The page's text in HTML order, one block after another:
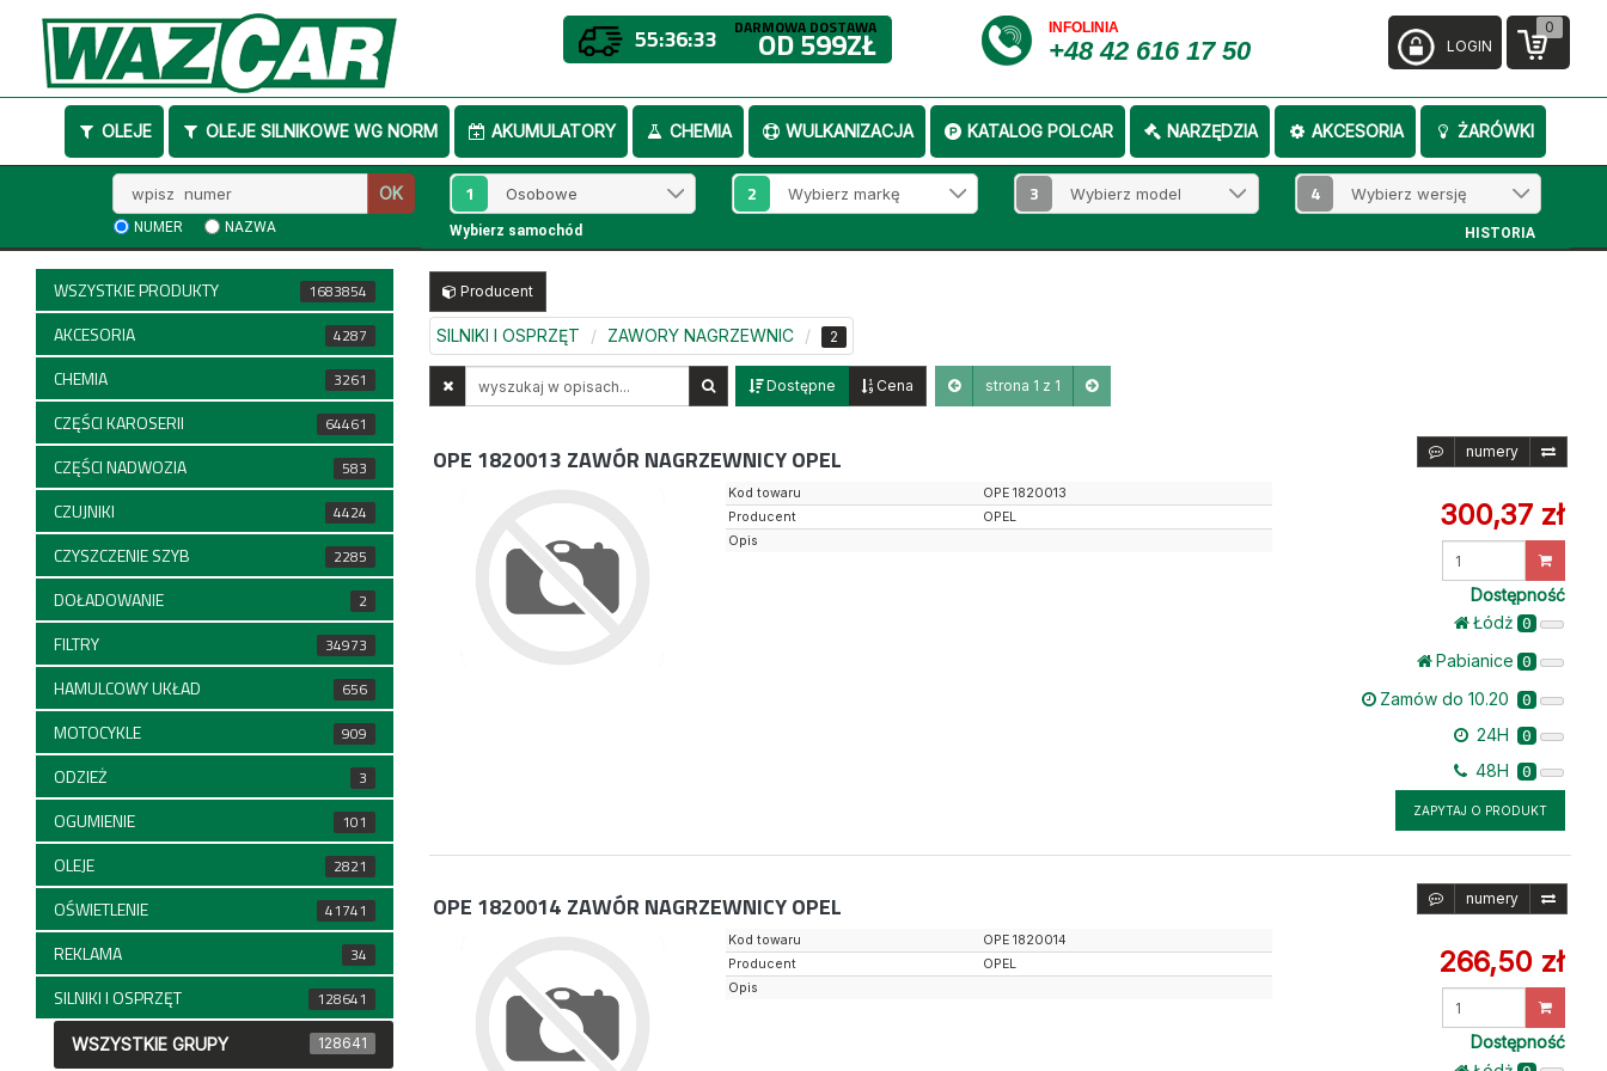
55:36:33 DARMOWA DOSTAWA
OD 599ZŁ INFOLINIA
+48 42 616 17 50
OLEJE OLEJE SILNIKOWE WG NORM AKUMULATORY CHEMIA WULKANIZACJA KATALOG POLCAR NARZĘDZIA AKCESORIA ŻARÓWKI
0
LOGIN
numer
OK
NUMER NAZWA
1 2 3 4
Wybierz samochód HISTORIA
Producent
SILNIKI I OSPRZĘT ZAWORY NAGRZEWNIC 2
Dostępne Cena strona 1 z 1
OPE 1820013 ZAWÓR NAGRZEWNICY OPEL numery
300,37 zł
Dostępność
Łódż 0
Pabianice 0
Zamów do 10.20 0
24H 0
48H 0
ZAPYTAJ O PRODUKT
Kod towaru
OPE 1820013
Producent
OPEL
Opis
OPE 1820014 ZAWÓR NAGRZEWNICY OPEL numery
266,50 zł
Dostępność
Kod towaru
OPE 1820014
Producent
OPEL
Opis
WSZYSTKIE PRODUKTY 1683854
AKCESORIA 4287
CHEMIA 3261
CZĘŚCI KAROSERII 64461
CZĘŚCI NADWOZIA 583
CZUJNIKI 4424
CZYSZCZENIE SZYB 2285
DOŁADOWANIE 2
FILTRY 34973
HAMULCOWY UKŁAD 656
MOTOCYKLE 909
ODZIEŻ 3
OGUMIENIE 101
OLEJE 2821
OŚWIETLENIE 41741
REKLAMA 34
SILNIKI I OSPRZĘT 128641
WSZYSTKIE GRUPY 128641